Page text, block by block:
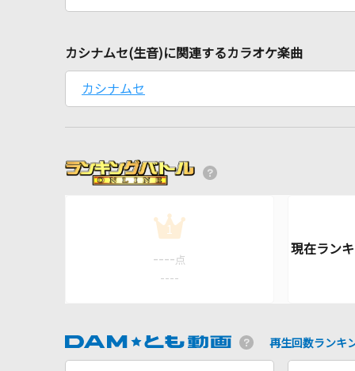
カシナムセ(生音)に関連するカラオケ楽曲
カシナムセ
1
---- 点
----
再生回数ランキ